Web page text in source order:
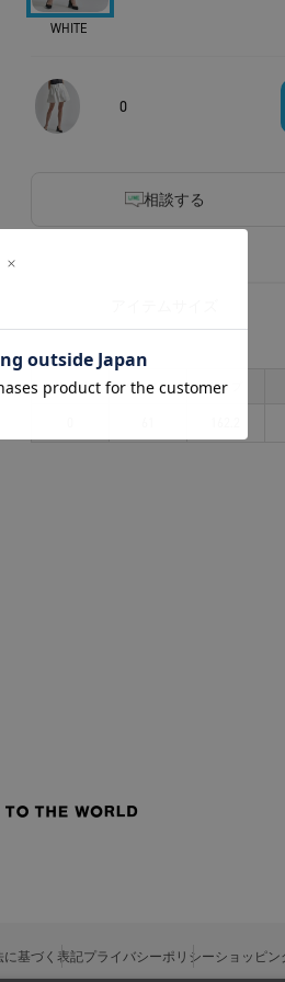
WHITE
0
相談する
サイズ ウエスト ヒップ
に基づく表記プライバシーポリシーショッピン